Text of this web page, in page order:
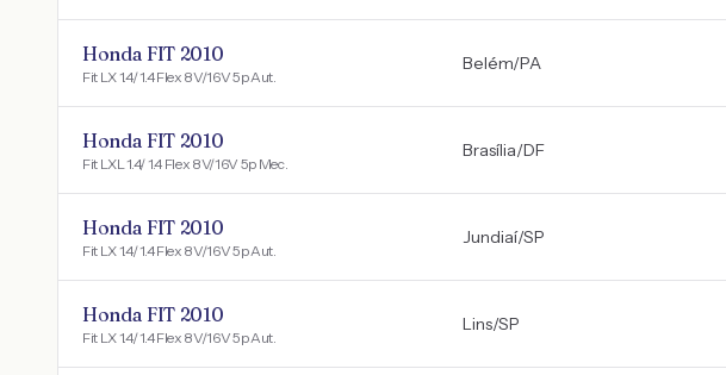
Honda FIT 2010
Fit LX 1.4/ 1.4 Flex 8V/16V 5p Aut.
Belém/PA
Honda FIT 2010
Fit LXL 1.4/ 1.4 Flex 8V/16V 5p Mec.
Brasília/DF
Honda FIT 2010
Fit LX 1.4/ 1.4 Flex 8V/16V 5p Aut.
Jundiaí/SP
Honda FIT 2010
Fit LX 1.4/ 1.4 Flex 8V/16V 5p Aut.
Lins/SP